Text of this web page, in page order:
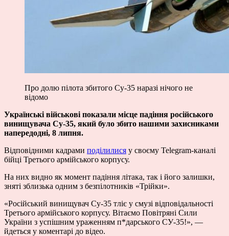
Про долю пілота збитого Су-35 наразі нічого не
відомо
Українські військові показали місце падіння російського
винищувача Су-35, який було збито нашими захисниками
напередодні, 8 липня.
Відповідними кадрами поділилися у своєму Telegram-каналі
бійці Третього армійського корпусу.
На них видно як момент падіння літака, так і його залишки,
зняті зблизька одним з безпілотників «Трійки».
«Російський винищувач Су-35 тліє у смузі відповідальності
Третього армійського корпусу. Вітаємо Повітряні Сили
України з успішним ураженням п*дарського СУ-35!», —
йдеться у коментарі до відео.